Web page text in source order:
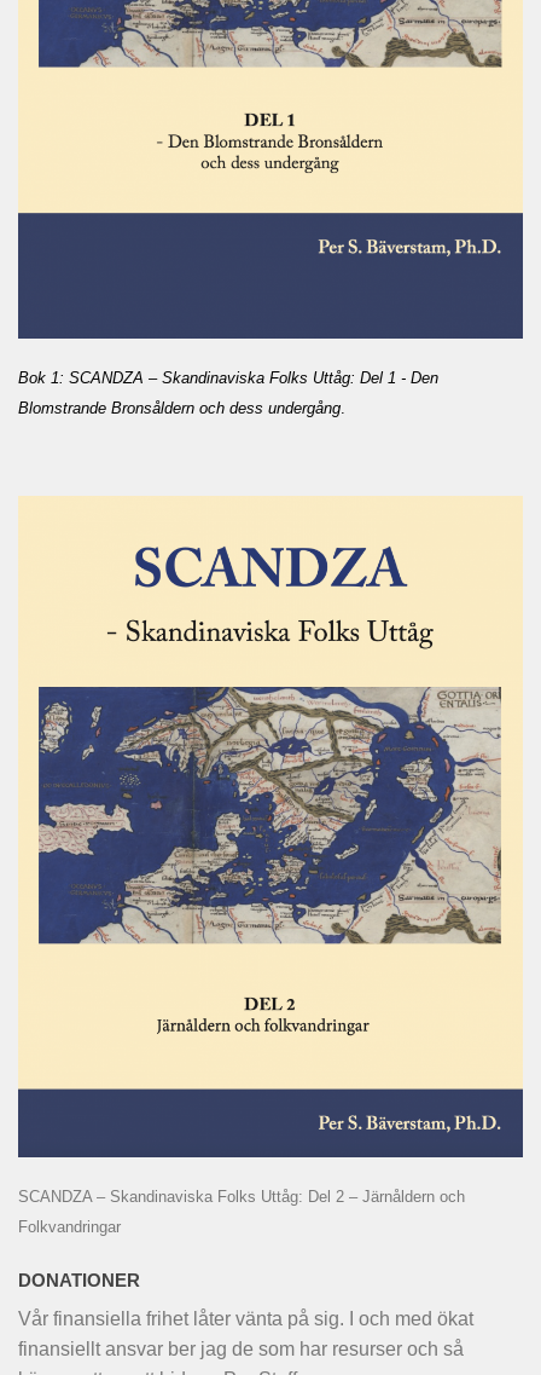
Bok 1: SCANDZA – Skandinaviska Folks Uttåg: Del 1 - Den
Blomstrande Bronsåldern och dess undergång
SCANDZA – Skandinaviska Folks Uttåg: Del 2 – Järnåldern och
Folkvandringar
DONATIONER
Vår finansiella frihet låter vänta på sig. I och med ökat
finansiellt ansvar ber jag de som har resurser och så